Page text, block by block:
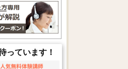
っています！